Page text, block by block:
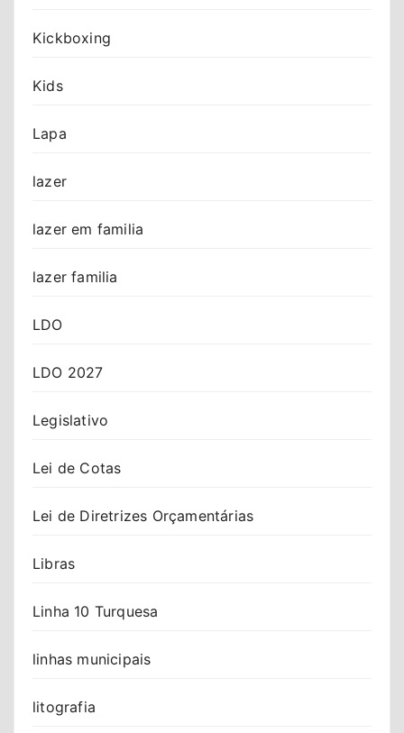
Kickboxing
Kids
Lapa
lazer
lazer em familia
lazer familia
LDO
LDO 2027
Legislativo
Lei de Cotas
Lei de Diretrizes Orçamentárias
Libras
Linha 10 Turquesa
linhas municipais
litografia